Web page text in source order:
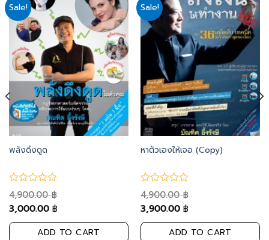
Sale!
Add
to
wishlist
พลังดึงดูด
4,900.00฿
3,000.00 ฿
ADD TO CART
Sale!
Add
to
wishlist
หาตัวเองให้เจอ (Copy)
4,900.00฿
3,900.00 ฿
ADD TO CART